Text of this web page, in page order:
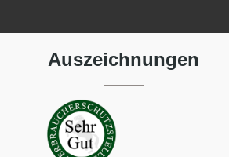
Auszeichnungen